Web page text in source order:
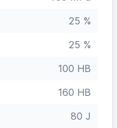
25 %
25 %
100 HB
160 HB
80 J